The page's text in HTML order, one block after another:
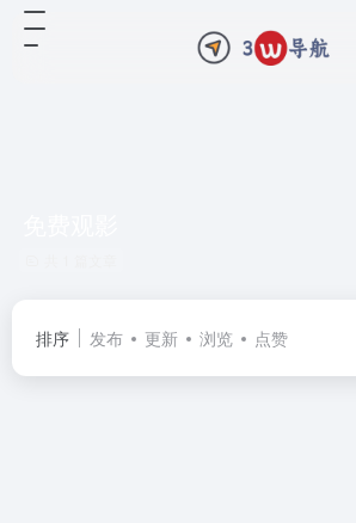
排序 发布 更新 浏览 点赞